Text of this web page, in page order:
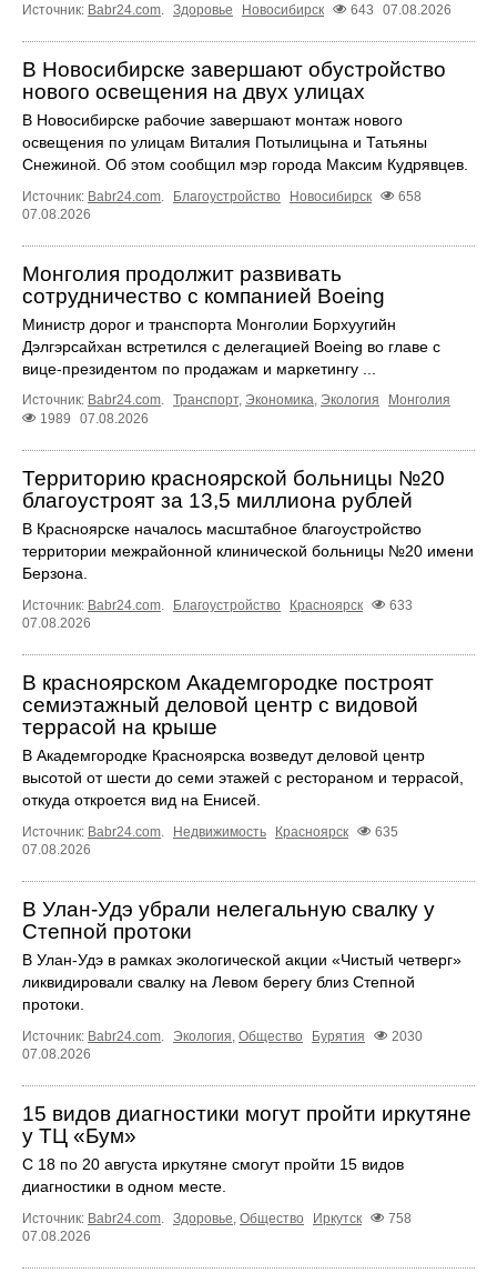
Источник: Babr24.com Здоровье Новосибирск 643 07.08.2026
В Новосибирске завершают обустройство
нового освещения на двух улицах
В Новосибирске рабочие завершают монтаж нового
освещения по улицам Виталия Потылицына и Татьяны
Снежиной. Об этом сообщил мэр города Максим Кудрявцев.
Источник: Babr24.com Благоустройство Новосибирск
658
07.08.2026
Монголия продолжит развивать
сотрудничество с компанией Boeing
Министр дорог и транспорта Монголии Борхуугийн
Дэлгэрсайхан встретился с делегацией Boeing во главе с
вице-президентом по продажам и маркетингу ...
Источник: Babr24.com Транспорт, Экономика Экология
Монголия
1989
07.08.2026
Территорию красноярской больницы №20
благоустроят за 13,5 миллиона рублей
В Красноярске началось масштабное благоустройство
территории межрайонной клинической больницы №20 имени
Берзона.
Источник: Babr24.com. Благоустройство Красноярск
633
07.08.2026
В красноярском Академгородке построят
семиэтажный деловой центр с видовой
террасой на крыше
В Академгородке Красноярска возведут деловой центр
высотой от шести до семи этажей с рестораном и террасой,
откуда откроется вид на Енисей.
Источник: Babr24.com. Недвижимость Красноярск
635
07.08.2026
В Улан-Удэ убрали нелегальную свалку у
Степной протоки
В Улан-Удэ в рамках экологической акции «Чистый четверг»
ликвидировали свалку на Левом берегу близ Степной
протоки.
Источник: Babr24.com. Экология, Общество Бурятия
2030
07.08.2026
15 видов диагностики могут пройти иркутяне
у ТЦ «Бум»
С 18 по 20 августа иркутяне смогут пройти 15 видов
диагностики в одном месте.
Источник: Babr24.com. Здоровье, Общество Иркутск
758
07.08.2026